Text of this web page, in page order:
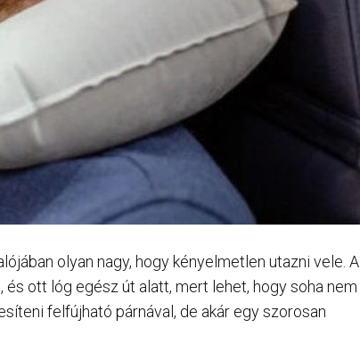
olyan nagy, hogy kényelmetlen utazni vele. A
ott lóg egész út alatt, mert lehet, hogy soha nem
felfújható párnával, de akár egy szorosan